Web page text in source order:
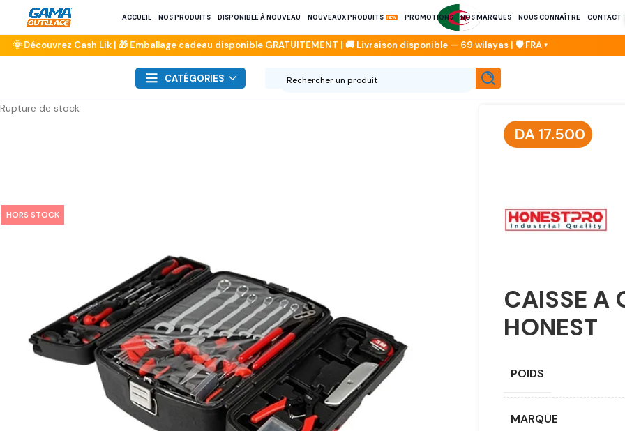
ACCUEIL NOS PRODUITS DISPONIBLE À NOUVEAU NOUVEAUX PRODUITS PROMOTIONS NOS MARQUES NOUS CONNAÎTRE CONTACT
CATÉGORIES
Rupture de stock
HORS STOCK
DA17.500
CAISSE A
HONEST
POIDS
MARQUE